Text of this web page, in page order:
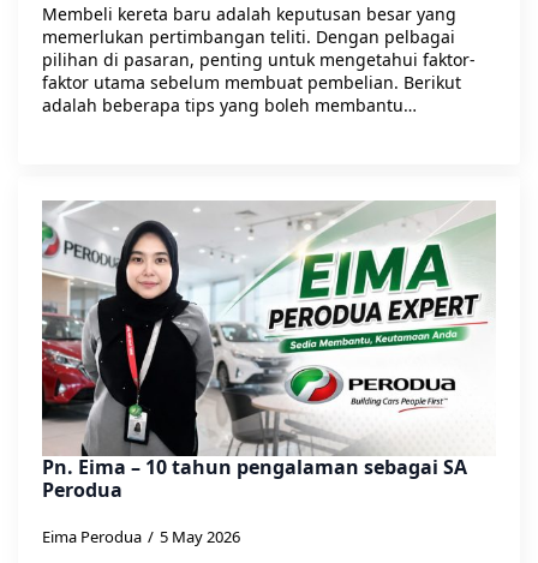
Membeli kereta baru adalah keputusan besar yang
memerlukan pertimbangan teliti. Dengan pelbagai
pilihan di pasaran, penting untuk mengetahui faktor-
faktor utama sebelum membuat pembelian. Berikut
adalah beberapa tips yang boleh membantu…
Pn. Eima – 10 tahun pengalaman sebagai SA
Perodua
Eima Perodua 5 May 2026